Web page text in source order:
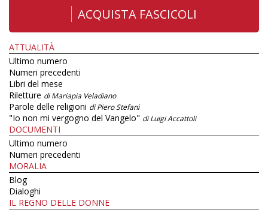
ACQUISTA FASCICOLI
ATTUALITÀ
Ultimo numero
Numeri precedenti
Libri del mese
Riletture di Mariapia Veladiano
Parole delle religioni di Piero Stefani
"Io non mi vergogno del Vangelo" di Luigi Accattoli
DOCUMENTI
Ultimo numero
Numeri precedenti
MORALIA
Blog
Dialoghi
IL REGNO DELLE DONNE